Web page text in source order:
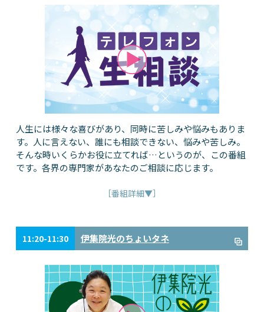
人生には様々な喜びがあり、同時に苦しみや悩みもありま
す。人に言えない、誰にも相談できない、悩みや苦しみ。
そんな時いくらかお役に立てれば…というのが、この番組
です。各界の専門家があなたのご相談に応じます。
［番組詳細▼］
11:20-11:30 伊集院光のちょいタネ